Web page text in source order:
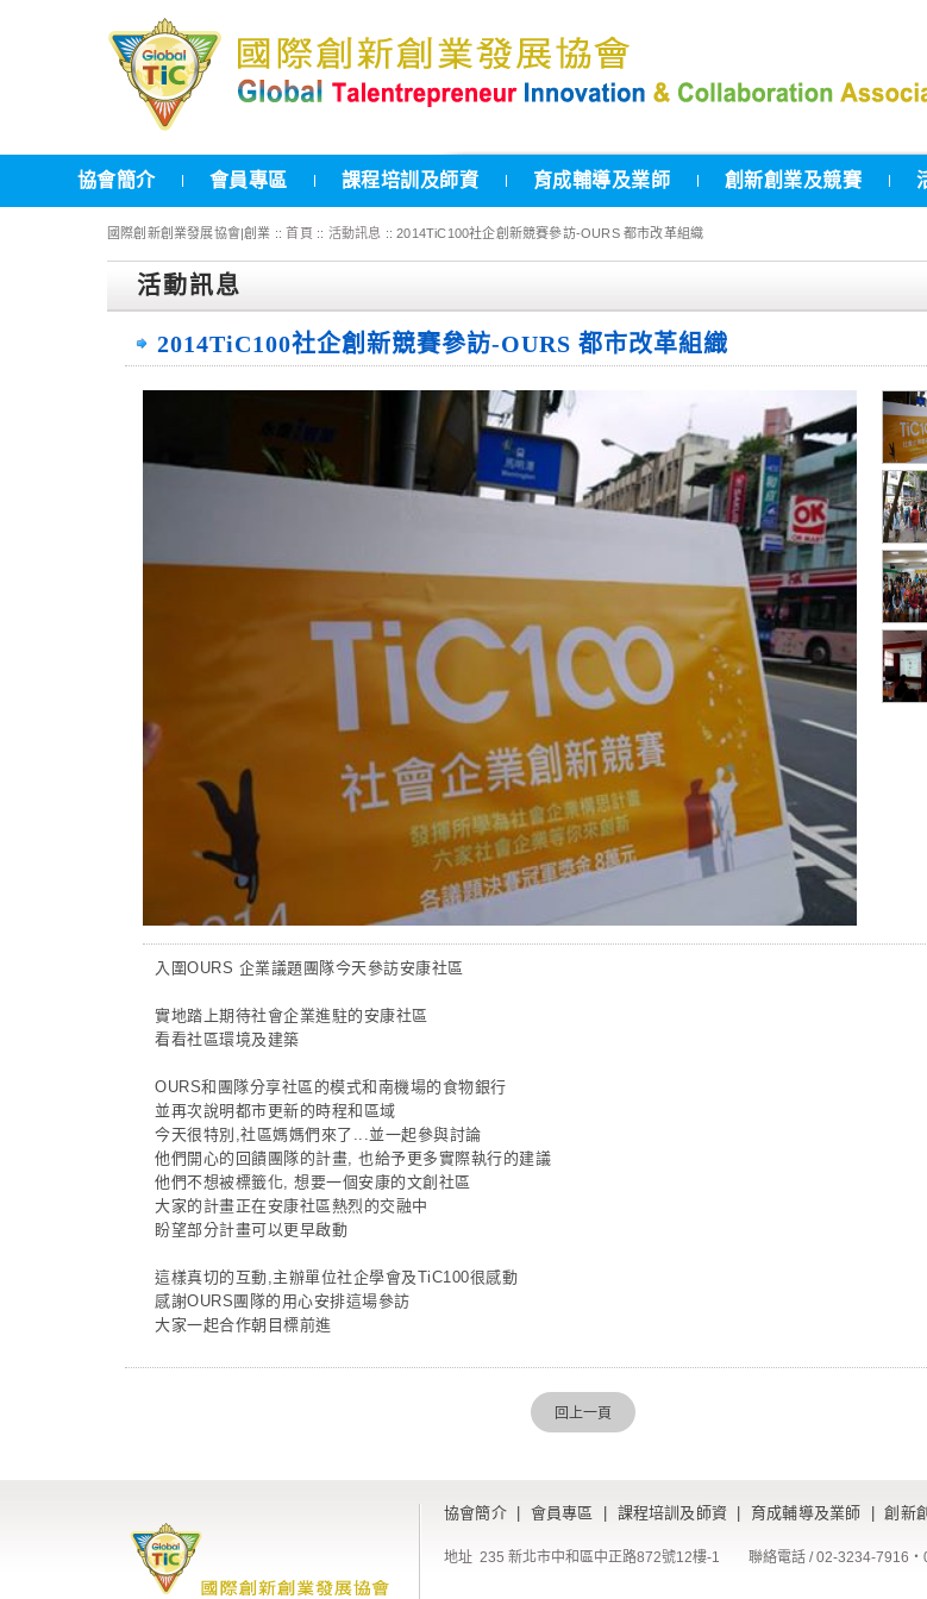
協會簡介 會員專區 課程培訓及師資 育成輔導及業師 創新創業及競賽
國際創新創業發展協會|創業 ::首頁 :: 活動訊息 :: 2014TiC100社企創新競賽參訪-OURS 都市改革組織
活動訊息
2014TiC100社企創新競賽參訪-OURS 都市改革組織
入圍OURS 企業議題團隊今天參訪安康社區
實地踏上期待社會企業進駐的安康社區
看看社區環境及建築
OURS和團隊分享社區的模式和南機場的食物銀行
並再次說明都市更新的時程和區域
今天很特別,社區媽媽們來了...並一起參與討論
他們開心的回饋團隊的計畫, 也給予更多實際執行的建議
他們不想被標籤化, 想要一個安康的文創社區
大家的計畫正在安康社區熱烈的交融中
盼望部分計畫可以更早啟動
這樣真切的互動,主辦單位社企學會及TiC100很感動
感謝OURS團隊的用心安排這場參訪
大家一起合作朝目標前進
回上一頁
協會簡介| 會員專區 課程培訓及師資 |育成輔導及業師 |創新
地址 235 新北市中和區中正路872號12樓-1 聯絡電話 / 02-3234-